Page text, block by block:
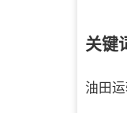
关键
油田